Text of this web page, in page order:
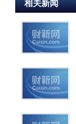
相关新闻